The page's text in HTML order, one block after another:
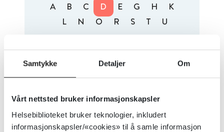
Samtykke Detaljer Om
Vårt nettsted bruker informasjonskapsler
Helsebiblioteket bruker teknologier, inkludert
informasjonskapsler/«cookies» til å samle informasjon
A B C D E G H
K
L
N O R S T U
1 treff Alfabetisk Nyest
Dissosiative stoffer –
behandlingsanbefaling ved
forgiftning